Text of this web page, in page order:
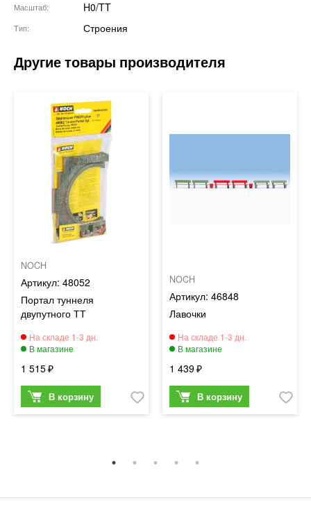
Масштаб H0/TT
Тип Строения
NOCH
48052
Портал туннеля
двупутного ТТ
1 515
NOCH
46848
Лавочки
1 439